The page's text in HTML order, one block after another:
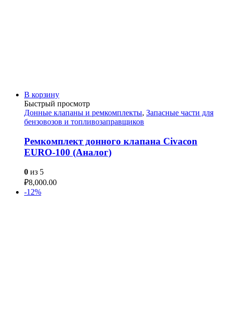
В корзину
Быстрый просмотр
Донные клапаны и ремкомплекты, Запасные части для
бензовозов и топливозаправщиков
Ремкомплект донного клапана Civacon
EURO-100 (Аналог)
0 из 5
₽8,000.00
-12%